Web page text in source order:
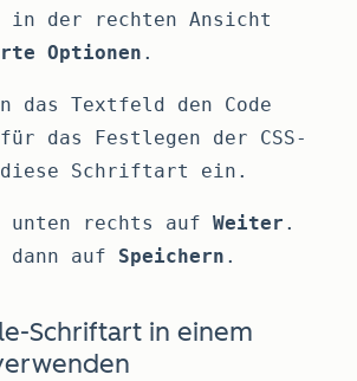
in der rechten Ansicht
Optionen .
das Textfeld den Code
das Festlegen der CSS-
diese Schriftart ein.
unten rechts auf Weiter .
dann auf Speichern .
Schriftart in einem